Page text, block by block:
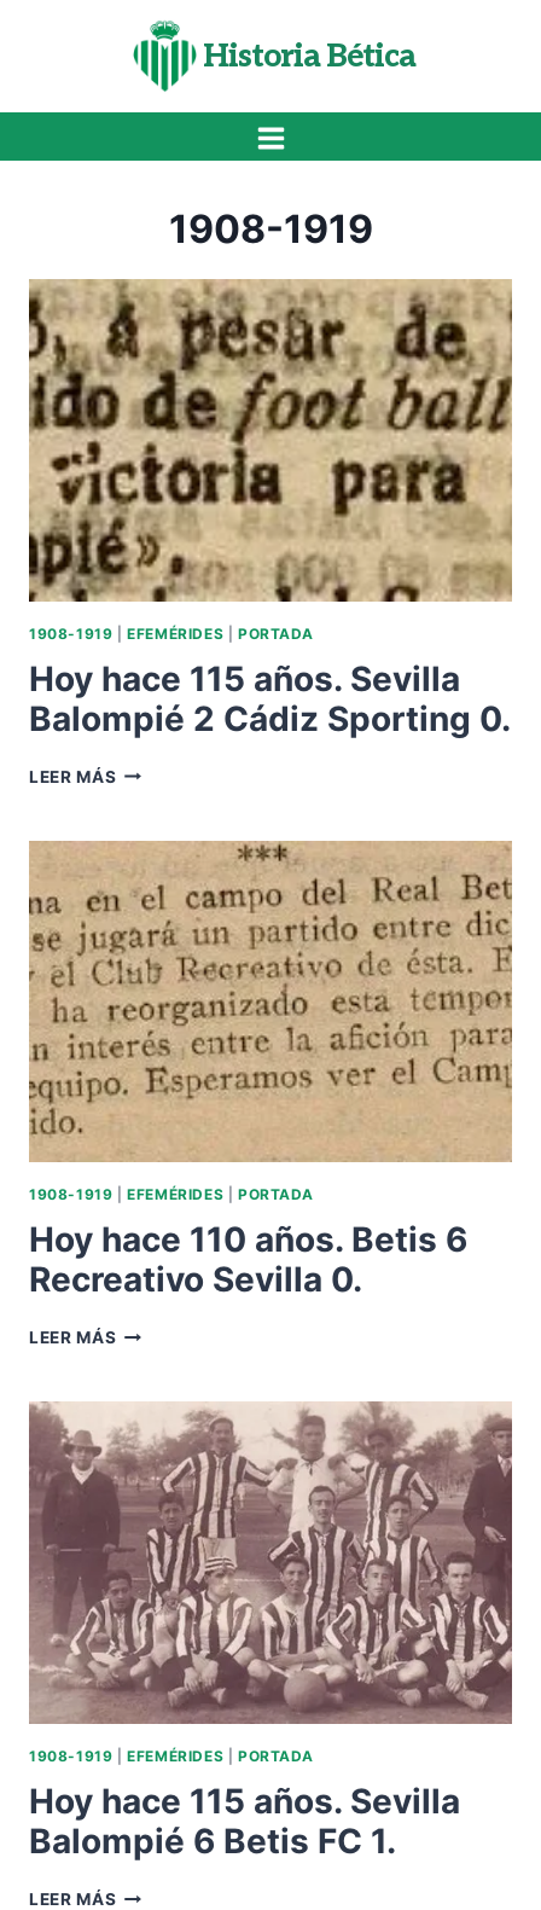
Historia Bética
1908-1919
1908-1919 |EFEMÉRIDES PORTADA
Hoy hace 115 años. Sevilla
Balompié 2 Cádiz Sporting 0.
LEER MÁS HOY
AÑOS.
SEVILLA
BALOMPIÉ
CÁDIZ
SPORTING
0.
1908-1919 |EFEMÉRIDES PORTADA
Hoy hace 110 años. Betis 6
Recreativo Sevilla 0.
LEER MÁS HOY
AÑOS.
BETIS
6
RECREATIVO
SEVILLA
1908-1919 |EFEMÉRIDES PORTADA
Hoy hace 115 años. Sevilla
Balompié 6 Betis FC 1.
LEER MÁS HOY